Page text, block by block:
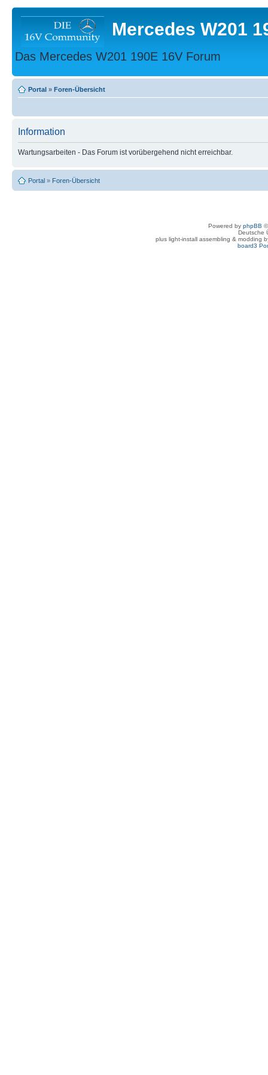
Mercedes W201
Das Mercedes W201 190E 16V Forum
Portal » Foren-Übersicht
Information
Wartungsarbeiten - Das Forum ist vorübergehend nicht erreichbar.
Portal » Foren-Übersicht
Powered by phpBB
Deutsche
plus light-install assembling & modding
board3